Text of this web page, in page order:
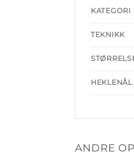
KATEGORI
TEKNIKK
HEKLENÅL
ANDRE